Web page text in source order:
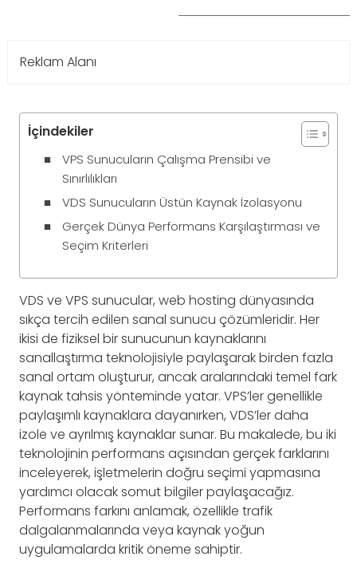
Reklam Alanı
İçindekiler
VPS Sunucuların Çalışma Prensibi ve
Sınırlılıkları
VDS Sunucuların Üstün Kaynak İzolasyonu
Gerçek Dünya Performans Karşılaştırması ve
Seçim Kriterleri
VDS ve VPS sunucular, web hosting dünyasında
sıkça tercih edilen sanal sunucu çözümleridir. Her
ikisi de fiziksel bir sunucunun kaynaklarını
sanallaştırma teknolojisiyle paylaşarak birden fazla
sanal ortam oluşturur, ancak aralarındaki temel fark
kaynak tahsis yönteminde yatar. VPS’ler genellikle
paylaşımlı kaynaklara dayanırken, VDS’ler daha
izole ve ayrılmış kaynaklar sunar. Bu makalede, bu iki
teknolojinin performans açısından gerçek farklarını
inceleyerek, işletmelerin doğru seçimi yapmasına
yardımcı olacak somut bilgiler paylaşacağız.
Performans farkını anlamak, özellikle trafik
dalgalanmalarında veya kaynak yoğun
uygulamalarda kritik öneme sahiptir.